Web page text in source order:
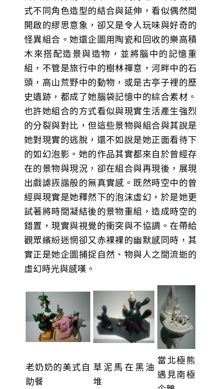
式不同角色造型的結合與延伸，看似偶然間
開啟的繆思意象，卻又是令人玩味與好奇的
怪異組合。她還企圖用陶瓷和回收的樂高積
木來搭配造景與造物，並將腦中的記憶重
組，不管是旅行中的樹林禪意，河畔中的石
頭，高山荒野中的動物，或是古亭子裡的歷
史遺跡，都成了她腦袋記憶中的綜合素材。
也許她組合的方式看似與現實生活產生強烈
的分裂與對比，但這些景物與組合與其說是
她對現實的逃脫，還不如說是她正面看待下
的如幻泡影。她的作品其實都來自於曾經存
在的景物與現況，卻在組合與再現後，展現
出戲謔詼諧般的無真實感。既然時空中的曾
經與現實是她釋然下的泡沫虛幻，於是她更
試著將時間凝結後的景物重組，造成時空的
錯置，現實與視覺的衝突與不協調。在帶給
觀眾繽紛迷惘卻又赤裸裸的幽默感同時，其
實正是她企圖捕捉自然、物與人之間流逝的
虛幻時光與感嘆。
老奶奶的美式自
助餐
草泥馬在黑油
堆
當北極熊
遇見南極